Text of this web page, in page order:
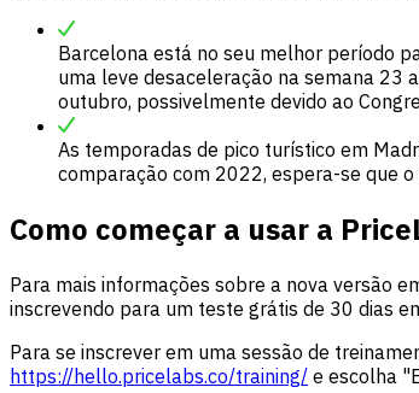
Barcelona está no seu melhor período
uma leve desaceleração na semana 23
outubro, possivelmente devido ao
As temporadas de pico turístico em
comparação com 2022, espera-se que
Como começar a usar a
Para mais informações sobre a nova versão
inscrevendo para um teste grátis de 30 dias
Para se inscrever em uma sessão de
https://hello.pricelabs.co/training/ e escolha